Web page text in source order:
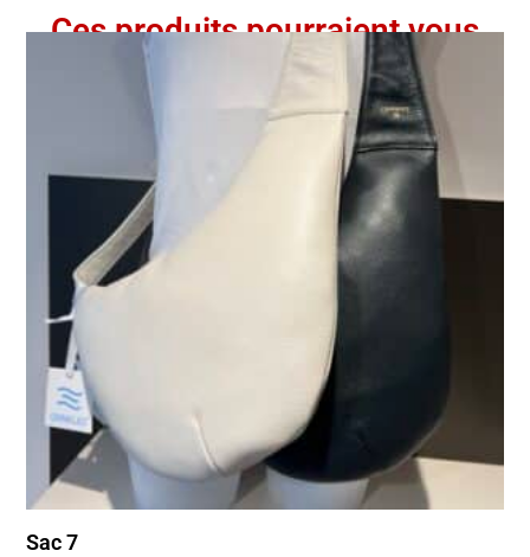
Ces produits pourraient vous
intéresser
Sac 7